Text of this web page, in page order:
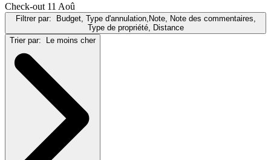
Check-out 11 Aoû
Filtrer par: Budget, Type d'annulation,Note, Note des commentaires,
Type de propriété, Distance
Trier par: Le moins cher